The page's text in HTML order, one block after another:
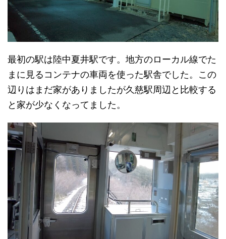
最初の駅は陸中夏井駅です。地方のローカル線でた
まに見るコンテナの車両を使った駅舎でした。この
辺りはまだ家がありましたが久慈駅周辺と比較する
と家が少なくなってました。